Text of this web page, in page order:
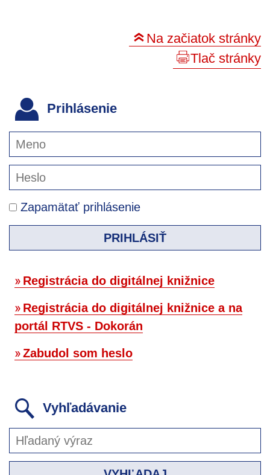
Na začiatok stránky
Tlač stránky
Prihlásenie
Zapamätať prihlásenie
PRIHLÁSIŤ
Registrácia do digitálnej knižnice
Registrácia do digitálnej knižnice a na
portál RTVS - Dokorán
Zabudol som heslo
Vyhľadávanie